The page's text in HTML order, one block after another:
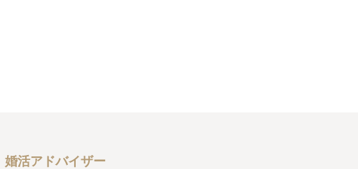
婚活アドバイザー